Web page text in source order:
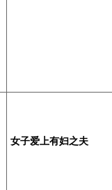
女子爱上有妇之夫